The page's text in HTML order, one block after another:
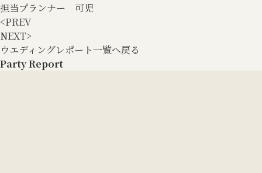
担当プランナー 可児
<PREV
NEXT>
ウエディングレポート一覧へ戻る
Party Report